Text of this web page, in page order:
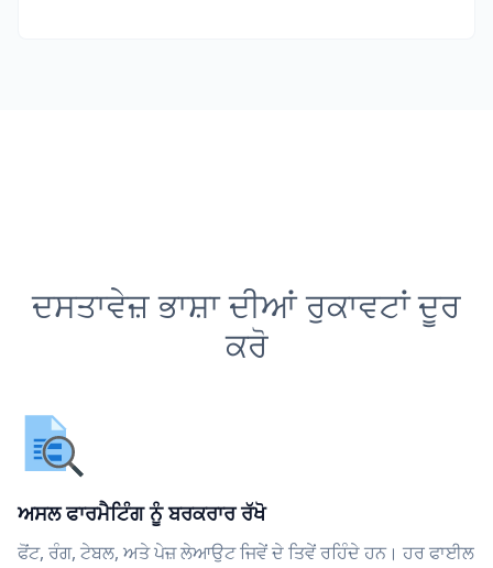
ਦਸਤਾਵੇਜ਼ ਭਾਸ਼ਾ ਦੀਆਂ ਰੁਕਾਵਟਾਂ ਦੂਰ
ਕਰੋ
ਅਸਲ ਫਾਰਮੈਟਿੰਗ ਨੂੰ ਬਰਕਰਾਰ ਰੱਖੋ
ਫੋਂਟ, ਰੰਗ, ਟੇਬਲ, ਅਤੇ ਪੇਜ਼ ਲੇਆਉਟ ਜਿਵੇਂ ਦੇ ਤਿਵੇਂ ਰਹਿੰਦੇ ਹਨ। ਹਰ ਫਾਈਲ